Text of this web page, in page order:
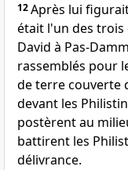
12Après lui
était l'un des trois
David à Pas-
rassemblés pour
de terre couverte
devant les
postèrent au
battirent les
délivrance.